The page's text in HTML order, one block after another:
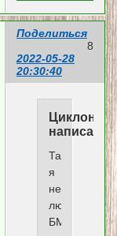
Поделиться
8
2022-05-28
20:30:40
Циклон
Так
я
не
люблю
БМВ.